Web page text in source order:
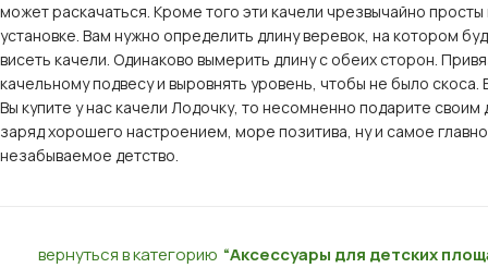
может раскачаться. Кроме того эти качели чрезвычайно просты
установке. Вам нужно определить длину веревок, на котором
висеть качели. Одинаково вымерить длину с обеих сторон.
качельному подвесу и выровнять уровень, чтобы не было скоса.
Вы купите у нас качели Лодочку, то несомненно подарите своим
заряд хорошего настроением, море позитива, ну и самое
незабываемое детство.
вернуться в категорию “Аксессуары для детских